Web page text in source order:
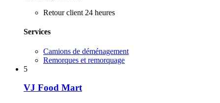
Retour client 24 heures
Services
Camions de déménagement
Remorques et remorquage
5
VJ Food Mart